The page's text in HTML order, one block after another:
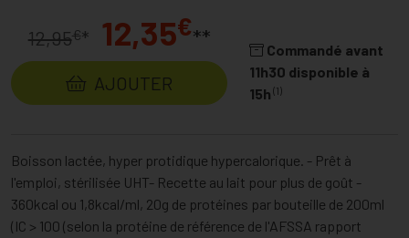
12,95€* 12,35€**
AJOUTER
Commandé avant
11h30 disponible à
15h (1)
Boisson lactée, hyper protidique hypercalorique. - Prêt à
l'emploi, stérilisée UHT- Recette au lait pour plus de goût -
360kcal ou 1,8kcal/ml, 20g de protéines par bouteille de 200ml
(IC > 100 (selon la protéine de référence de l'AFSSA rapport